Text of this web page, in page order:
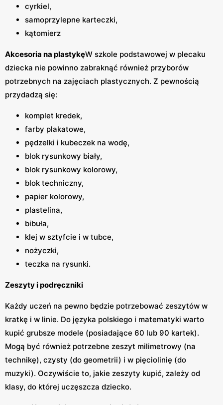
cyrkiel,
samoprzylepne karteczki,
kątomierz
Akcesoria na plastykęW szkole podstawowej w plecaku
dziecka nie powinno zabraknąć również przyborów
potrzebnych na zajęciach plastycznych. Z pewnością
przydadzą się:
komplet kredek,
farby plakatowe,
pędzelki i kubeczek na wodę,
blok rysunkowy biały,
blok rysunkowy kolorowy,
blok techniczny,
papier kolorowy,
plastelina,
bibuła,
klej w sztyfcie i w tubce,
nożyczki,
teczka na rysunki.
Zeszyty i podręczniki
Każdy uczeń na pewno będzie potrzebować zeszytów w
kratkę i w linie. Do języka polskiego i matematyki warto
kupić grubsze modele (posiadające 60 lub 90 kartek).
Mogą być również potrzebne zeszyt milimetrowy (na
technikę), czysty (do geometrii) i w pięciolinię (do
muzyki). Oczywiście to, jakie zeszyty kupić, zależy od
klasy, do której uczęszcza dziecko.